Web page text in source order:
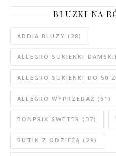
BLUZKI NA
ADDIA BLUZY (28)
ALLEGRO SUKIENKI
ALLEGRO SUKIENKI DO 50
ALLEGRO WYPRZEDAŻ (51)
BONPRIX SWETER (37)
BUTIK Z ODZIEŻĄ (29)